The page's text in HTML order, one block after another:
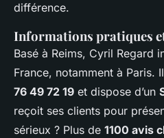
différence.
Informations pratiques
Basé à Reims, Cyril Regard
France, notamment à Paris.
76 49 72 19 et dispose d’un
reçoit ses clients pour
sérieux ? Plus de 1100 avis